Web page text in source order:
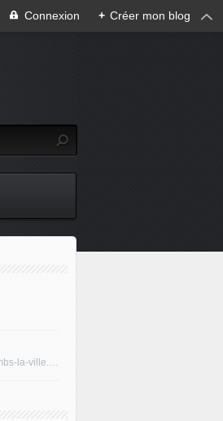
Connexion + Créer mon blog
https://www.cercle-escrime-combs-la-ville.fr/rss